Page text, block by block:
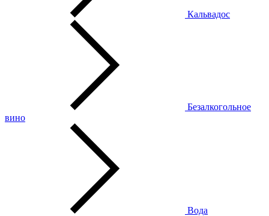
Кальвадос
Безалкогольное
вино
Вода